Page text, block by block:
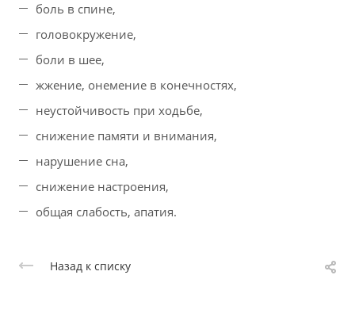
боль в спине,
головокружение,
боли в шее,
жжение, онемение в конечностях,
неустойчивость при ходьбе,
снижение памяти и внимания,
нарушение сна,
снижение настроения,
общая слабость, апатия.
Назад к списку